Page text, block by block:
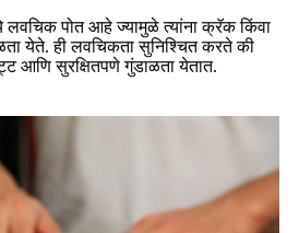
लवचिक पोत आहे ज्यामुळे त्यांना क्रॅक किंवा
येते. ही लवचिकता सुनिश्चित करते की
आणि सुरक्षितपणे गुंडाळता येतात.